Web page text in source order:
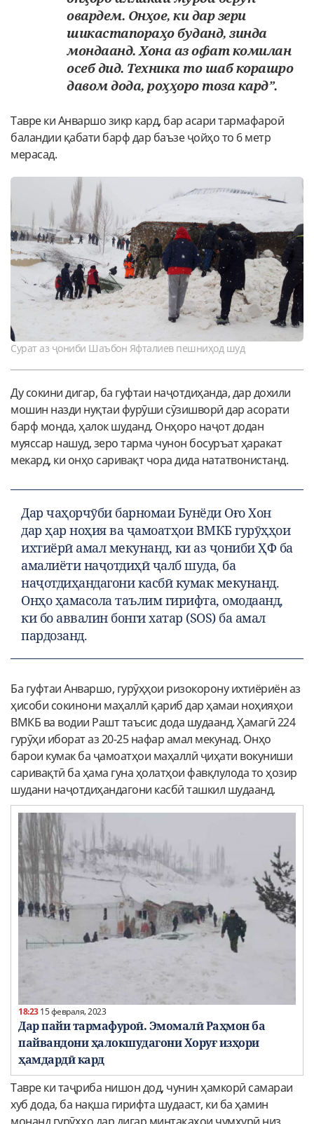
овардем. Онҳое, ки дар зери
шикастапораҳо буданд, зинда
мондаанд. Хона аз офат комилан
осеб дид. Техника то шаб корашро
давом дода, роҳҳоро тоза кард”.
Тавре ки Анваршо зикр кард, бар асари тармафароӣ
баландии қабати барф дар баъзе ҷойҳо то 6 метр
мерасад.
Сурат аз ҷониби Шаъбон Яфталиев пешниҳод шуд
Ду сокини дигар, ба гуфтаи наҷотдиҳанда, дар дохили
мошин назди нуқтаи фурӯши сӯзишворӣ дар асорати
барф монда, ҳалок шуданд. Онҳоро наҷот додан
муяссар нашуд, зеро тарма чунон босуръат ҳаракат
мекард, ки онҳо саривақт чора дида нататвонистанд.
Дар чаҳорчӯби барномаи Бунёди Оғо Хон
дар ҳар ноҳия ва ҷамоатҳои ВМКБ гурӯҳҳои
ихтиёрӣ амал мекунанд, ки аз ҷониби ҲФ ба
амалиёти наҷотдиҳӣ ҷалб шуда, ба
наҷотдиҳандагони касбӣ кумак мекунанд.
Онҳо ҳамасола таълим гирифта, омодаанд,
ки бо аввалин бонги хатар (SOS) ба амал
пардозанд.
Ба гуфтаи Анваршо, гурӯҳҳои ризокорону ихтиёриён аз
ҳисоби сокинони маҳаллӣ қариб дар ҳамаи ноҳияҳои
ВМКБ ва водии Рашт таъсис дода шудаанд. Ҳамагӣ 224
гурӯҳи иборат аз 20-25 нафар амал мекунад. Онҳо
барои кумак ба ҷамоатҳои маҳаллӣ ҷиҳати вокуниши
саривақтӣ ба ҳама гуна ҳолатҳои фавқлулода то ҳозир
шудани наҷотдиҳандагони касбӣ ташкил шудаанд.
18:2315 февраля, 2023
Дар пайи тармафуроӣ. Эмомалӣ Раҳмон ба
пайвандони ҳалокшудагони Хоруғ изҳори
ҳамдардӣ кард
Тавре ки таҷриба нишон дод, чунин ҳамкорӣ самараи
хуб дода, ба нақша гирифта шудааст, ки ба ҳамин